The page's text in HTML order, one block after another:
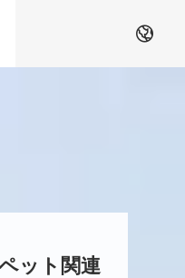
JA
ット関連